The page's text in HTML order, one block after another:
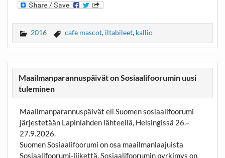
2016 cafe mascot, iltabileet, kallio
Maailmanparannuspäivät on Sosiaalifoorumin uusi
tuleminen
Maailmanparannuspäivät eli Suomen sosiaalifoorumi
järjestetään Lapinlahden lähteellä, Helsingissä 26.–
27.9.2026.
Suomen Sosiaalifoorumi on osa maailmanlaajuista
Sosiaalifoorumi-liikettä. Sosiaalifoorumin pyrkimys on